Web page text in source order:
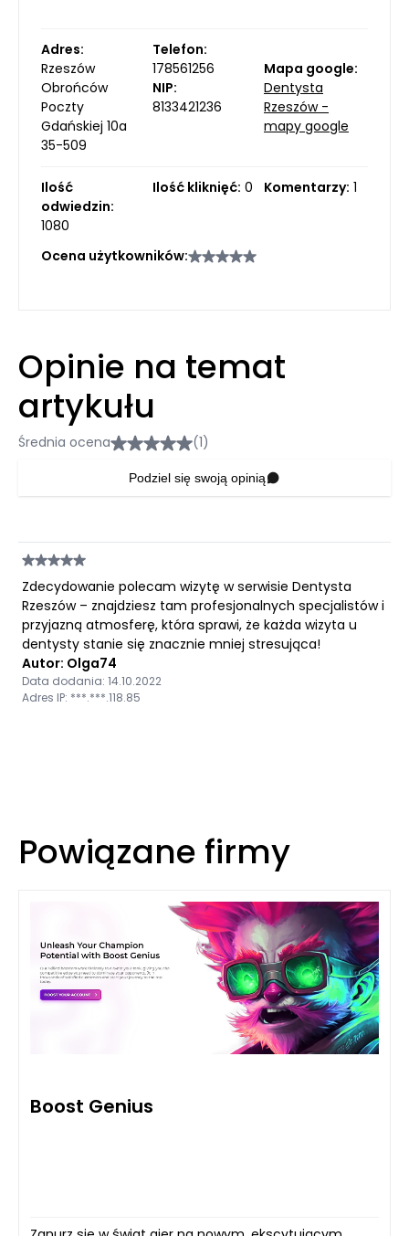
Adres:
Rzeszów
Obrońców
Poczty
Gdańskiej 10a
35-509
Telefon:
178561256
NIP:
8133421236
Mapa google:
Dentysta
Rzeszów -
mapy google
Ilość
odwiedzin:
1080
Ilość kliknięć: 0 Komentarzy: 1
Ocena użytkowników:
Opinie na temat
artykułu
Średnia ocena (1)
Podziel się swoją opinią
Zdecydowanie polecam wizytę w serwisie Dentysta
Rzeszów – znajdziesz tam profesjonalnych specjalistów i
przyjazną atmosferę, która sprawi, że każda wizyta u
dentysty stanie się znacznie mniej stresująca!
Autor: Olga74
Data dodania: 14.10.2022
Adres IP: ***.***.118.85
Powiązane firmy
Boost Genius